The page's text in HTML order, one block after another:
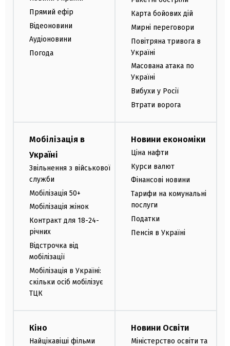
Прямий ефір
Відеоновини
Аудіоновини
Погода
Карта бойових дій
Мирні переговори
Повітряна тривога в
Україні
Масована атака по
Україні
Вибухи у Росії
Втрати ворога
Мобілізація в
Україні
Звільнення з військової
служби
Мобілізація 50+
Мобілізація жінок
Контракт для 18-24-
річних
Відстрочка від
мобілізації
Мобілізація в Україні:
скільки осіб мобілізує
ТЦК
Новини економіки
Ціна нафти
Курси валют
Фінансові новини
Тарифи на комунальні
послуги
Податки
Пенсія в Україні
Кіно
Найцікавіші фільми
Новини Освіти
Міністерство освіти та